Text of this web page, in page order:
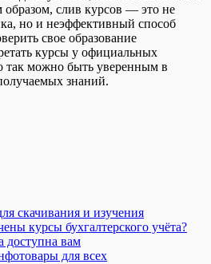
образом, слив курсов — это не
но и неэффективный способ
свое образование
курсы у официальных
так можно быть уверенным в
знаний.
скачивания и изучения
курсы бухгалтерского учёта?
доступна вам
для всех